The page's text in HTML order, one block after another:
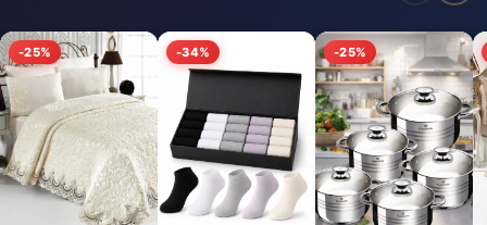
-25% -34% -25%